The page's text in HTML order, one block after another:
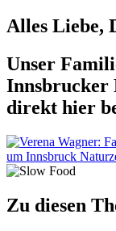
Alles Liebe,
Unser
Innsbrucker
direkt hier
Zu diesen